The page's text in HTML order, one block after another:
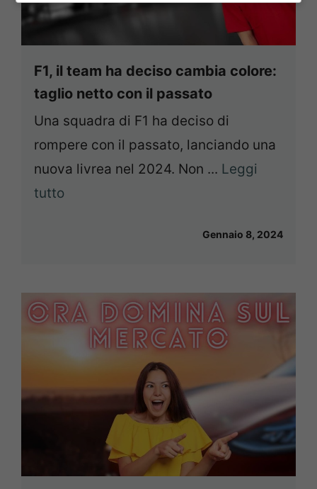
F1, il team ha deciso cambia colore:
taglio netto con il passato
Una squadra di F1 ha deciso di
rompere con il passato, lanciando una
nuova livrea nel 2024. Non ... Leggi
tutto
Gennaio 8, 2024